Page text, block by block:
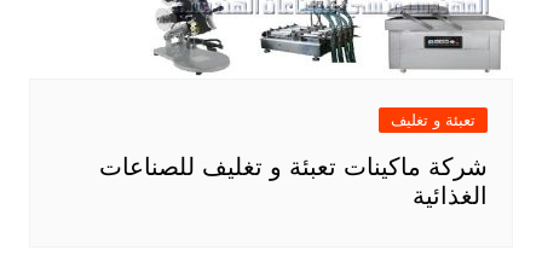
تعبئة و تغليف
شركة ماكينات تعبئة و تغليف للصناعات
الغذائية